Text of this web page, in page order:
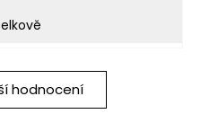
hodnocení